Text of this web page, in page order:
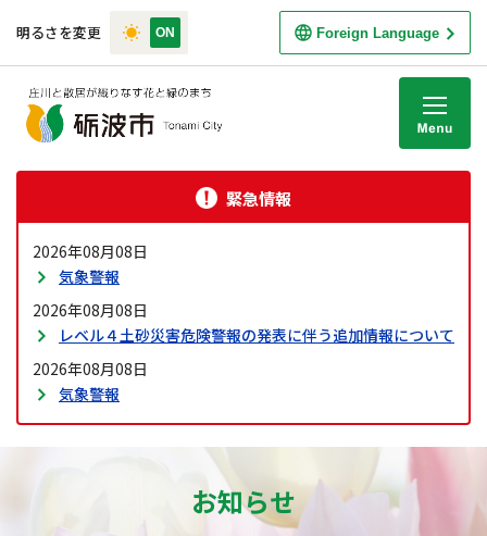
明るさを変更 Foreign Language
緊急情報
2026年08月08日
気象警報
2026年08月08日
レベル４土砂災害危険警報の発表に伴う追加情報について
2026年08月08日
気象警報
お知らせ